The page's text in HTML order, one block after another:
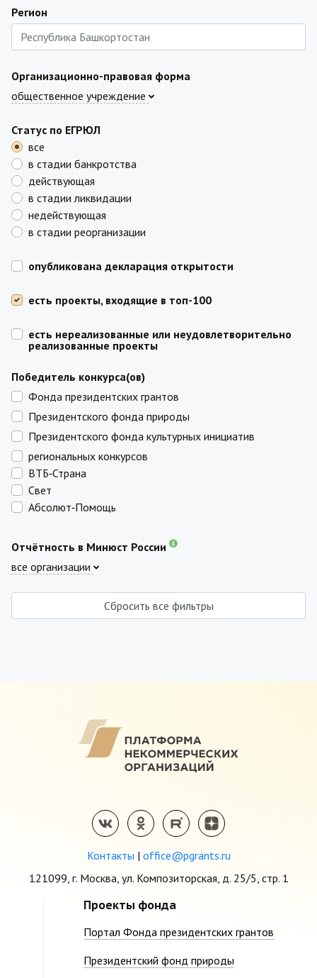
Регион
Организационно-правовая форма
общественное учреждение
Статус по ЕГРЮЛ
все
в стадии банкротства
действующая
в стадии ликвидации
недействующая
в стадии реорганизации
опубликована декларация открытости
есть проекты, входящие в топ-100
есть нереализованные или неудовлетворительно
реализованные проекты
Победитель конкурса(ов)
Фонда президентских грантов
Президентского фонда природы
Президентского фонда культурных инициатив
региональных конкурсов
ВТБ‑Страна
Свет
Абсолют‑Помощь
Отчётность в Минюст России
все организации
Сбросить все фильтры
Контакты | office@pgrants.ru
121099, г. Москва, ул. Композиторская, д. 25/5, стр. 1
Проекты фонда
Портал Фонда президентских грантов
Президентский фонд природы